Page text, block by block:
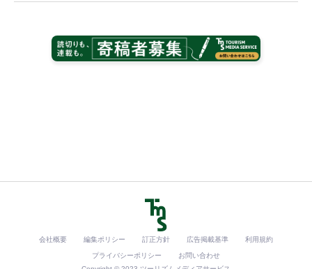
会社概要 編集ポリシー 訂正方針 広告掲載基準 利用規約
プライバシーポリシー
お問い合わせ